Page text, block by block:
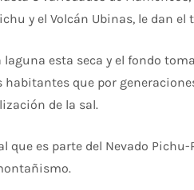
y el Volcán Ubinas, le dan
esta seca y el fondo
habitantes que por
de la sal.
que es parte del Nevado